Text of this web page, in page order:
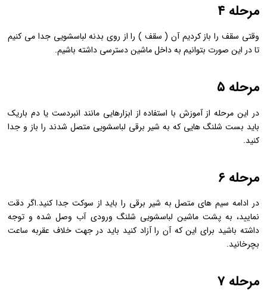
مرحله ۴
وقتی سقف را باز کردیم آن ( سقف ) را از روی بدنه لباسشویی جدا می کنیم
تا در این صورت بتوانیم به داخل ماشین دسترسی داشته باشیم.
مرحله ۵
در این مرحله از آموزش با استفاده از ابزارهایی مانند انبردست یا دم باریک
باید بست شلنگ هایی که به شیر برقی لباسشویی متصل شدند را باز و جدا
کنید.
مرحله ۶
در ادامه سیم های متصل به شیر برقی را باید از سوکت جدا کنید.اگر دقت
نمایید، به پشت ماشین لباسشویی شلنگ ورودی آب وصل شده و توجه
داشته باشید برای این که آن را آزاد کنید باید در جهت خلاف عقربه ساعت
بچرخانید.
مرحله ۷